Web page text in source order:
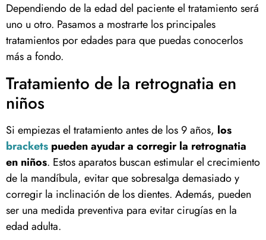
Dependiendo de la edad del paciente el tratamiento será
uno u otro. Pasamos a mostrarte los principales
tratamientos por edades para que puedas conocerlos
más a fondo.
Tratamiento de la retrognatia en
niños
Si empiezas el tratamiento antes de los 9 años, los
brackets pueden ayudar a corregir la retrognatia
en niños. Estos aparatos buscan estimular el crecimiento
de la mandíbula, evitar que sobresalga demasiado y
corregir la inclinación de los dientes. Además, pueden
ser una medida preventiva para evitar cirugías en la
edad adulta.